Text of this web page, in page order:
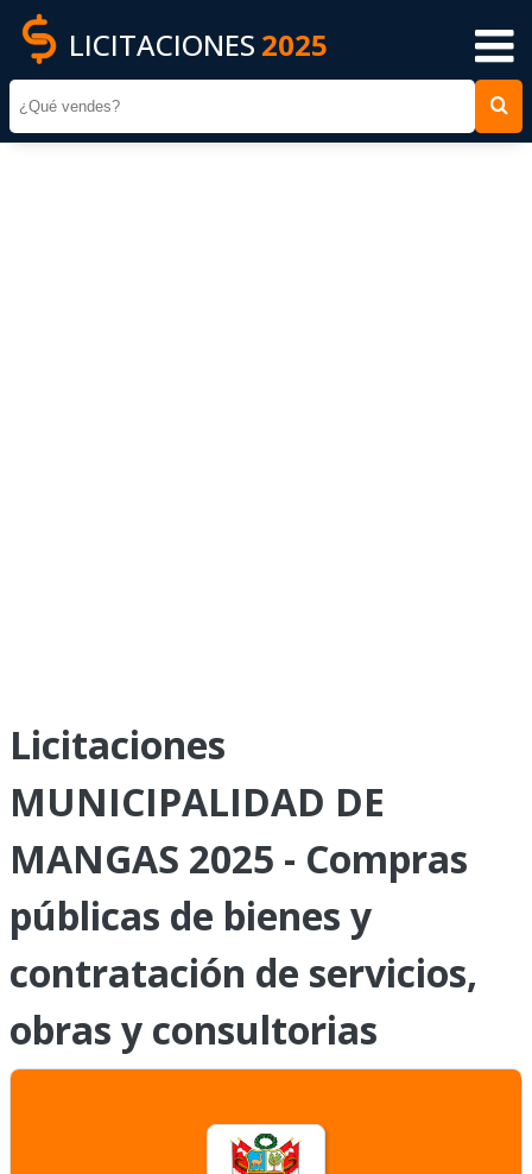
LICITACIONES 2025
Licitaciones
MUNICIPALIDAD DE
MANGAS 2025 - Compras
públicas de bienes y
contratación de servicios,
obras y consultorias